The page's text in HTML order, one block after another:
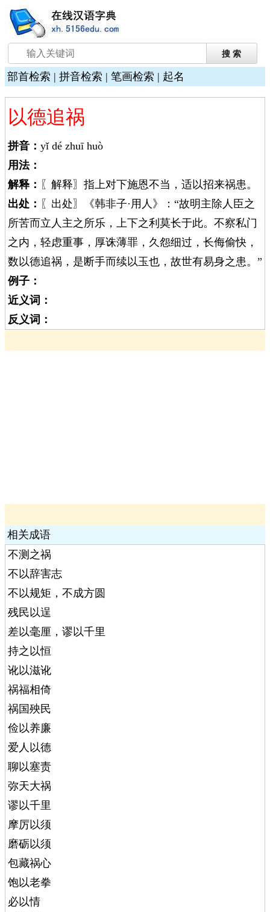
部首检索 | 拼音检索 | 笔画检索 | 起名
以德追祸
拼音： yǐ dé zhuī huò
用法：
解释： 〖解释〗指上对下施恩不当，适以招来祸患。
出处： 〖出处〗《韩非子·用人》：“故明主除人臣之
所苦而立人主之所乐，上下之利莫长于此。不察私门
之内，轻虑重事，厚诛薄罪，久怨细过，长侮偷快，
数以德追祸，是断手而续以玉也，故世有易身之患。”
例子：
近义词：
反义词：
相关成语
不测之祸
不以辞害志
不以规矩，不成方圆
残民以逞
差以毫厘，谬以千里
持之以恒
讹以滋讹
祸福相倚
祸国殃民
俭以养廉
爱人以德
聊以塞责
弥天大祸
谬以千里
摩厉以须
磨砺以须
包藏祸心
饱以老拳
必以情